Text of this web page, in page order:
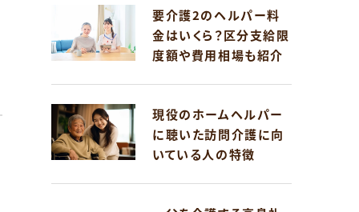
要介護2のヘルパー料
金はいくら？区分支給限
度額や費用相場も紹介
現役のホームヘルパー
に聴いた訪問介護に向
いている人の特徴